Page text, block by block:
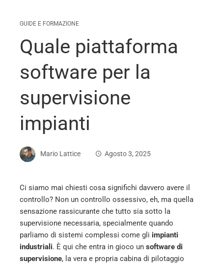
GUIDE E FORMAZIONE
Quale piattaforma
software per la
supervisione
impianti
Mario Lattice Agosto 3, 2025
Ci siamo mai chiesti cosa significhi davvero avere il
controllo? Non un controllo ossessivo, eh, ma quella
sensazione rassicurante che tutto sia sotto la
supervisione necessaria, specialmente quando
parliamo di sistemi complessi come gli impianti
industriali. È qui che entra in gioco un software di
supervisione, la vera e propria cabina di pilotaggio